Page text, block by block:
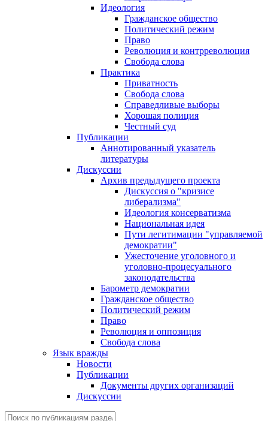
Идеология
Гражданское общество
Политический режим
Право
Революция и контрреволюция
Свобода слова
Практика
Приватность
Свобода слова
Справедливые выборы
Хорошая полиция
Честный суд
Публикации
Аннотированный указатель
литературы
Дискуссии
Архив предыдущего проекта
Дискуссия о "кризисе
либерализма"
Идеология консерватизма
Национальная идея
Пути легитимации "управляемой
демократии"
Ужесточение уголовного и
уголовно-процесуального
законодательства
Барометр демократии
Гражданское общество
Политический режим
Право
Революция и оппозиция
Свобода слова
Язык вражды
Новости
Публикации
Документы других организаций
Дискуссии